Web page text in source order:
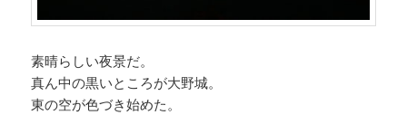
素晴らしい夜景だ。
真ん中の黒いところが大野城。
東の空が色づき始めた。